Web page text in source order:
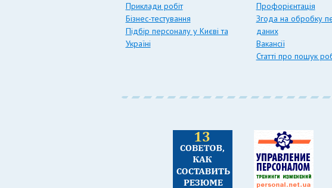
Приклади робіт
Бізнес-тестування
Підбір персоналу у Києві та
Україні
Профорієнтація
Згода на обробку
даних
Вакансії
Статті про пошук